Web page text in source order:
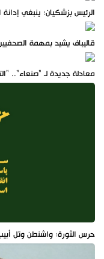
الرئيس بزشكيان: ينبغي
قاليباف يشيد بمهمة
معادلة جديدة لـ "صنعاء"..
حرس الثورة: واشنطن وتل